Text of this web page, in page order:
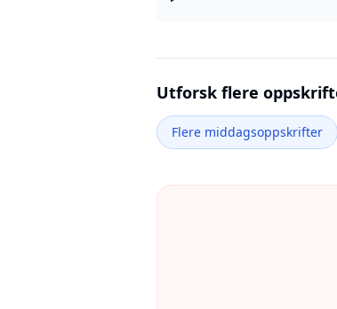
Utforsk flere
Flere middagsoppskrifter